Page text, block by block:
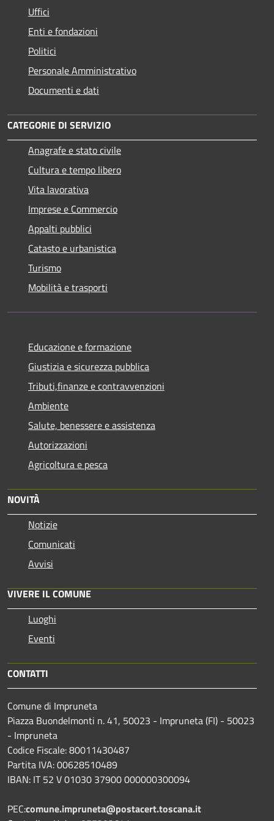
Uffici
Enti e fondazioni
Politici
Personale Amministrativo
Documenti e dati
CATEGORIE DI SERVIZIO
Anagrafe e stato civile
Cultura e tempo libero
Vita lavorativa
Imprese e Commercio
Appalti pubblici
Catasto e urbanistica
Turismo
Mobilità e trasporti
Educazione e formazione
Giustizia e sicurezza pubblica
Tributi,finanze e contravvenzioni
Ambiente
Salute, benessere e assistenza
Autorizzazioni
Agricoltura e pesca
NOVITÀ
Notizie
Comunicati
Avvisi
VIVERE IL COMUNE
Luoghi
Eventi
CONTATTI
Comune di Impruneta
Piazza Buondelmonti n. 41, 50023 - Impruneta (FI) - 50023
- Impruneta
Codice Fiscale: 80011430487
Partita IVA: 00628510489
IBAN: IT 52 V 01030 37900 000000300094
PEC:comune.impruneta@postacert.toscana.it